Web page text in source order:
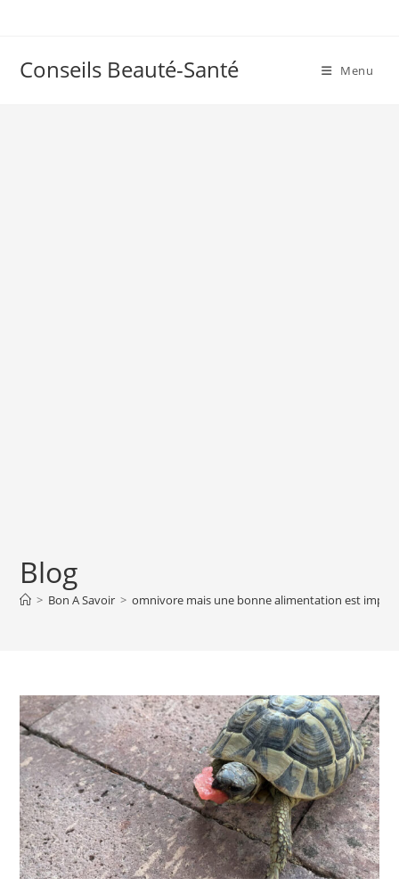
Conseils Beauté-Santé Menu
Blog
> Bon A Savoir > omnivore mais une bonne alimentation est